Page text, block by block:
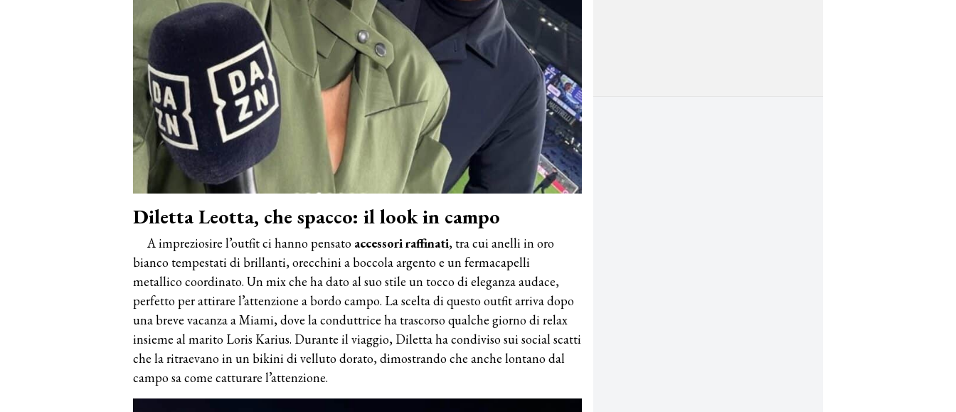
Diletta Leotta, che spacco: il look in campo
A impreziosire l’outfit ci hanno pensato accessori raffinati, tra cui anelli in oro
bianco tempestati di brillanti, orecchini a boccola argento e un fermacapelli
metallico coordinato. Un mix che ha dato al suo stile un tocco di eleganza audace,
perfetto per attirare l’attenzione a bordo campo. La scelta di questo outfit arriva dopo
una breve vacanza a Miami, dove la conduttrice ha trascorso qualche giorno di relax
insieme al marito Loris Karius. Durante il viaggio, Diletta ha condiviso sui social scatti
che la ritraevano in un bikini di velluto dorato, dimostrando che anche lontano dal
campo sa come catturare l’attenzione.